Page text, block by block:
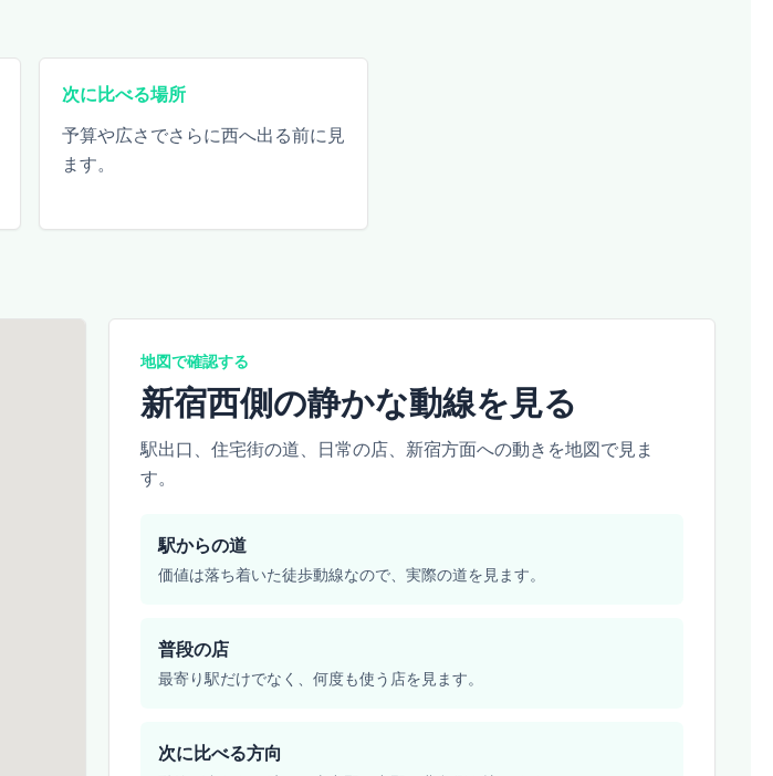
次に比べる場所
予算や広さでさらに西へ出る前に見
ます。
地図で確認する
新宿西側の静かな動線を見る
駅出口、住宅街の道、日常の店、新宿方面への動きを地図で見ま
す。
駅からの道
価値は落ち着いた徒歩動線なので、実際の道を見ます。
普段の店
最寄り駅だけでなく、何度も使う店を見ます。
次に比べる方向